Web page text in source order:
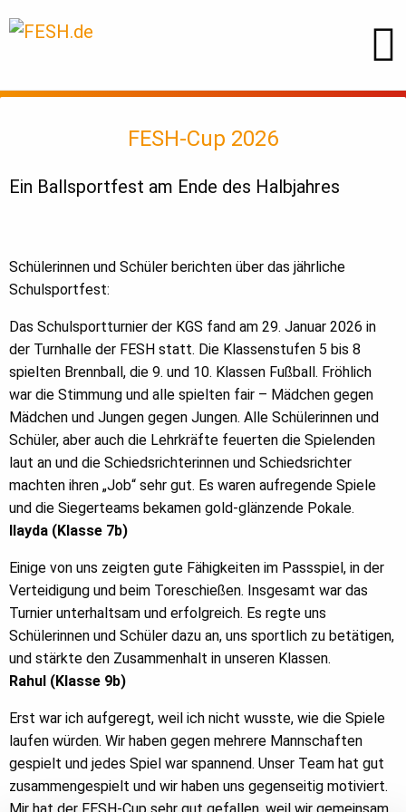
FESH-Cup 2026
Ein Ballsportfest am Ende des Halbjahres
Schülerinnen und Schüler berichten über das jährliche
Schulsportfest:
Das Schulsportturnier der KGS fand am 29. Januar 2026 in
der Turnhalle der FESH statt. Die Klassenstufen 5 bis 8
spielten Brennball, die 9. und 10. Klassen Fußball. Fröhlich
war die Stimmung und alle spielten fair – Mädchen gegen
Mädchen und Jungen gegen Jungen. Alle Schülerinnen und
Schüler, aber auch die Lehrkräfte feuerten die Spielenden
laut an und die Schiedsrichterinnen und Schiedsrichter
machten ihren „Job“ sehr gut. Es waren aufregende Spiele
und die Siegerteams bekamen gold-glänzende Pokale.
Ilayda (Klasse 7b)
Einige von uns zeigten gute Fähigkeiten im Passspiel, in der
Verteidigung und beim Toreschießen. Insgesamt war das
Turnier unterhaltsam und erfolgreich. Es regte uns
Schülerinnen und Schüler dazu an, uns sportlich zu betätigen,
und stärkte den Zusammenhalt in unseren Klassen.
Rahul (Klasse 9b)
Erst war ich aufgeregt, weil ich nicht wusste, wie die Spiele
laufen würden. Wir haben gegen mehrere Mannschaften
gespielt und jedes Spiel war spannend. Unser Team hat gut
zusammengespielt und wir haben uns gegenseitig motiviert.